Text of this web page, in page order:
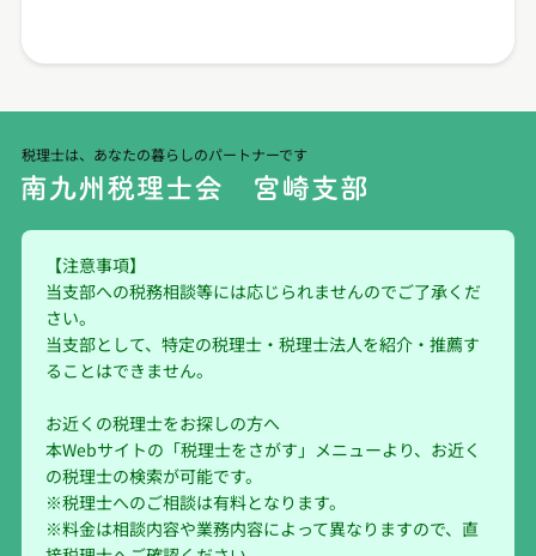
税理士は、あなたの暮らしのパートナーです
【注意事項】
当支部への税務相談等には応じられませんのでご了承くだ
さい。
当支部として、特定の税理士・税理士法人を紹介・推薦す
ることはできません。
お近くの税理士をお探しの方へ
本Webサイトの「税理士をさがす」メニューより、お近く
の税理士の検索が可能です。
※税理士へのご相談は有料となります。
※料金は相談内容や業務内容によって異なりますので、直